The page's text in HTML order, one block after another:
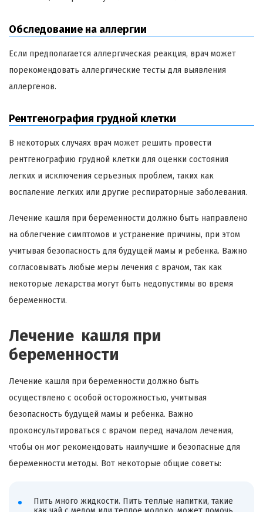
Обследование на аллергии
Если предполагается аллергическая реакция, врач может
порекомендовать аллергические тесты для выявления
аллергенов.
Рентгенография грудной клетки
В некоторых случаях врач может решить провести
рентгенографию грудной клетки для оценки состояния
легких и исключения серьезных проблем, таких как
воспаление легких или другие респираторные заболевания.
Лечение кашля при беременности должно быть направлено
на облегчение симптомов и устранение причины, при этом
учитывая безопасность для будущей мамы и ребенка. Важно
согласовывать любые меры лечения с врачом, так как
некоторые лекарства могут быть недопустимы во время
беременности.
Лечение кашля при
беременности
Лечение кашля при беременности должно быть
осуществлено с особой осторожностью, учитывая
безопасность будущей мамы и ребенка. Важно
проконсультироваться с врачом перед началом лечения,
чтобы он мог рекомендовать наилучшие и безопасные для
беременности методы. Вот некоторые общие советы:
Пить много жидкости. Пить теплые напитки, такие